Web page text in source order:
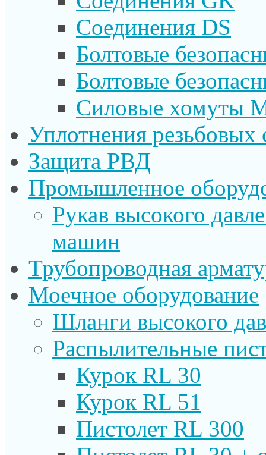
Соединения DS
Болтовые
Болтовые
Силовые хомуты
Уплотнения резьбовых
Защита РВД
Промышленное
Рукав высокого
машин
Трубопроводная
Моечное оборудование
Шланги высокого
Распылительные
Курок RL 30
Курок RL 51
Пистолет RL 300